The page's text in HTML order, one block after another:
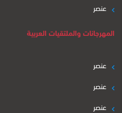
عنصر
المهرجانات والملتقيات العربية
عنصر
عنصر
عنصر